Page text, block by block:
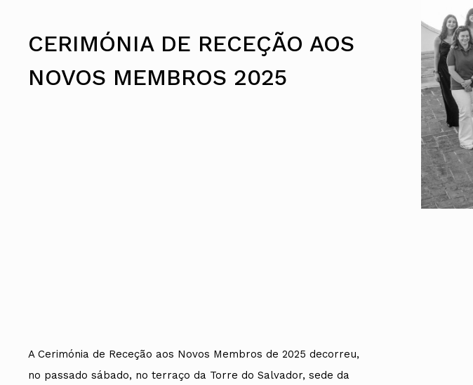
Conselho Fiscal
Conselho de Supervisão
CERIMÓNIA DE RECEÇÃO AOS
NOVOS MEMBROS 2025
A Cerimónia de Receção aos Novos Membros de 2025 decorreu,
no passado sábado, no terraço da Torre do Salvador, sede da